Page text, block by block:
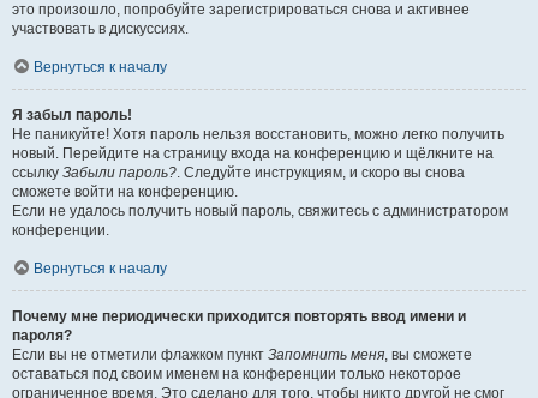
это произошло, попробуйте зарегистрироваться снова и активнее
участвовать в дискуссиях.
Вернуться к началу
Я забыл пароль!
Не паникуйте! Хотя пароль нельзя восстановить, можно легко получить
новый. Перейдите на страницу входа на конференцию и щёлкните на
ссылку Забыли пароль?. Следуйте инструкциям, и скоро вы снова
сможете войти на конференцию.
Если не удалось получить новый пароль, свяжитесь с администратором
конференции.
Вернуться к началу
Почему мне периодически приходится повторять ввод имени и
пароля?
Если вы не отметили флажком пункт Запомнить меня, вы сможете
оставаться под своим именем на конференции только некоторое
ограниченное время. Это сделано для того, чтобы никто другой не смог